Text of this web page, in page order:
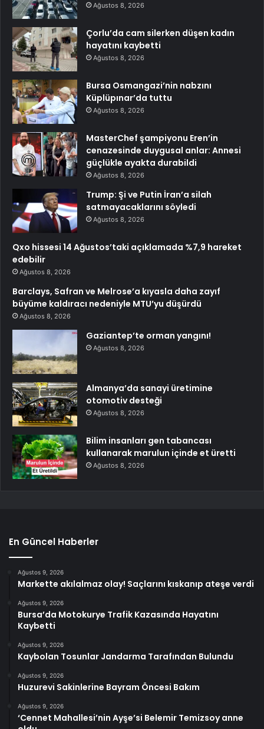
Ağustos 8, 2026
Çorlu’da cam silerken düşen kadın
hayatını kaybetti
Ağustos 8, 2026
Bursa Osmangazi’nin nabzını
Küplüpınar’da tuttu
Ağustos 8, 2026
MasterChef şampiyonu Eren’in
cenazesinde duygusal anlar: Annesi
güçlükle ayakta durabildi
Ağustos 8, 2026
Trump: Şi ve Putin İran’a silah
satmayacaklarını söyledi
Ağustos 8, 2026
Qxo hissesi 14 Ağustos’taki açıklamada %7,9 hareket
edebilir
Ağustos 8, 2026
Barclays, Safran ve Melrose’a kıyasla daha zayıf
büyüme kaldıracı nedeniyle MTU’yu düşürdü
Ağustos 8, 2026
Gaziantep’te orman yangını!
Ağustos 8, 2026
Almanya’da sanayi üretimine
otomotiv desteği
Ağustos 8, 2026
Bilim insanları gen tabancası
kullanarak marulun içinde et üretti
Ağustos 8, 2026
En Güncel Haberler
Ağustos 9, 2026
Markette akılalmaz olay! Saçlarını kıskanıp ateşe verdi
Ağustos 9, 2026
Bursa’da Motokurye Trafik Kazasında Hayatını
Kaybetti
Ağustos 9, 2026
Kaybolan Tosunlar Jandarma Tarafından Bulundu
Ağustos 9, 2026
Huzurevi Sakinlerine Bayram Öncesi Bakım
Ağustos 9, 2026
‘Cennet Mahallesi’nin Ayşe’si Belemir Temizsoy anne